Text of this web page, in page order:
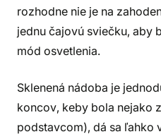
rozhodne nie je na
jednu čajovú sviečku, aby
mód osvetlenia.
Sklenená nádoba je
koncov, keby bola nejako
podstavcom), dá sa ľahko